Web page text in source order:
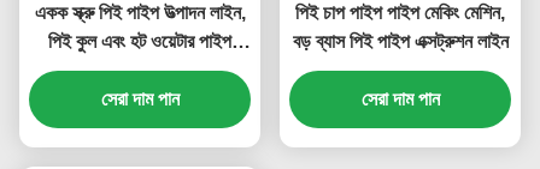
একক স্ক্রু পিই পাইপ উত্পাদন লাইন,
পিই কুল এবং হট ওয়েটার পাইপ
মেকিং মেশিন
সেরা দাম পান
পিই চাপ পাইপ পাইপ মেকিং মেশিন,
বড় ব্যাস পিই পাইপ এক্সট্রুশন লাইন
সেরা দাম পান